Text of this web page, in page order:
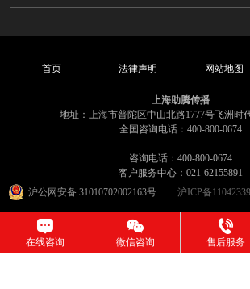
首页 法律声明 网站地图
上海助腾传播
地址：上海市普陀区中山北路1777号飞洲时
全国咨询电话：400-800-0674
咨询电话：400-800-0674
客户服务中心：021-62155891
沪公网安备 31010702002163号
沪ICP备
在线咨询 微信咨询 售后服务